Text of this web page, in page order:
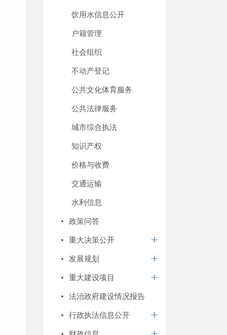
饮用水信息公开
户籍管理
社会组织
不动产登记
公共文化体育服务
公共法律服务
城市综合执法
知识产权
价格与收费
交通运输
水利信息
政策问答
重大决策公开
发展规划
重大建设项目
法治政府建设情况报告
行政执法信息公开